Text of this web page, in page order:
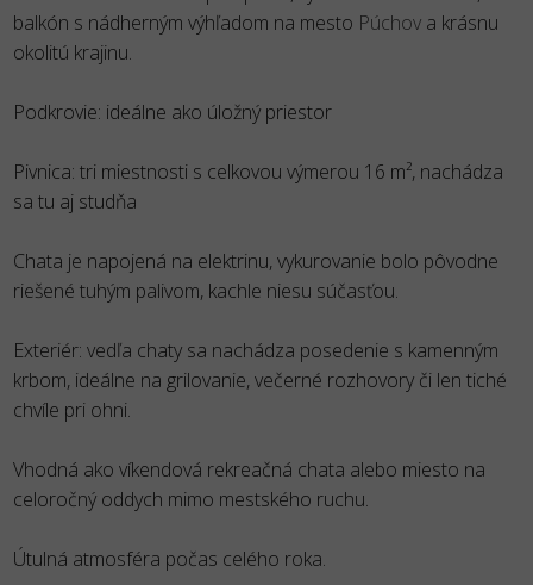
balkón s nádherným výhľadom na mesto Púchova krásnu
okolitú krajinu.
Podkrovie: ideálne ako úložný priestor
Pivnica: tri miestnosti s celkovou výmerou 16 m², nachádza
sa tu aj studňa
Chata je napojená na elektrinu, vykurovanie bolo pôvodne
riešené tuhým palivom, kachle niesu súčasťou.
Exteriér: vedľa chaty sa nachádza posedenie s kamenným
krbom, ideálne na grilovanie, večerné rozhovory či len tiché
chvíle pri ohni.
Vhodná ako víkendová rekreačná chata alebo miesto na
celoročný oddych mimo mestského ruchu.
Útulná atmosféra počas celého roka.